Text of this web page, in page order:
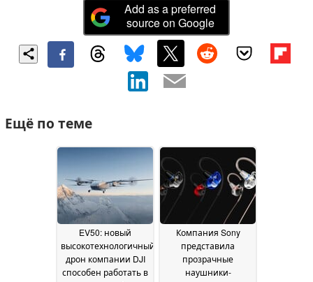
Add as a preferred
source on Google
Ещё по теме
EV50: новый
высокотехнологичный
дрон компании DJI
способен работать в
Компания Sony
представила
прозрачные
наушники-